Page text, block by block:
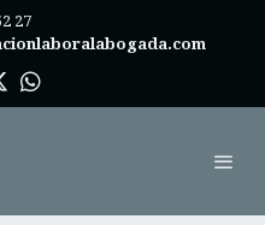
27